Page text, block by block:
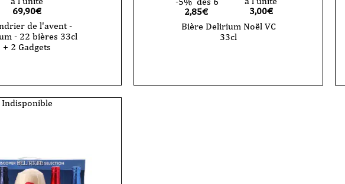
69,90€
de l'avent -
- 22 bières 33cl
+ 2 Gadgets
2,85€
3,00€
Bière Delirium Noël VC
33cl
Indisponible